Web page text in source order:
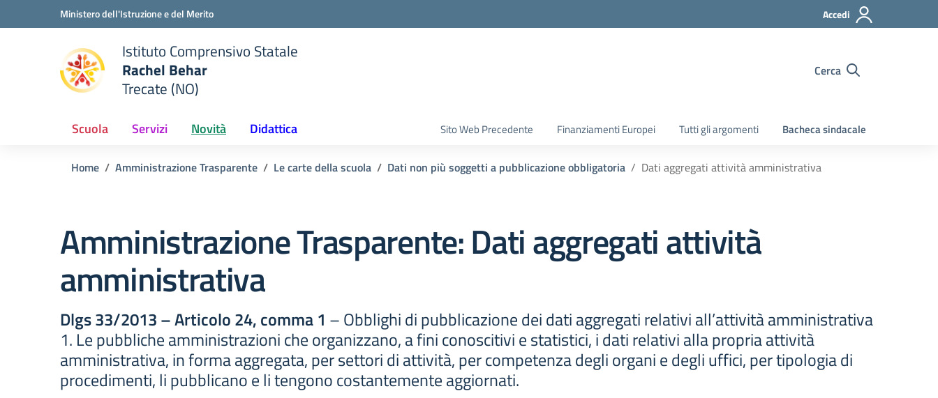
Vai ai contenuti
Vai al menu di navigazioneMinistero dell'Istruzione e del Merito Accedi
scuola
Istituto Comprensivo Statale
Rachel Behar
Trecate (NO)
Cerca
Scuola Servizi Novità Didattica Sito Web Precedente Finanziamenti Europei Tutti gli argomenti Bacheca sindacale
Home Amministrazione Trasparente Le carte della scuola Dati non più soggetti a pubblicazione obbligatoria Dati aggregati attività amministrativa
Amministrazione Trasparente:Dati aggregati attività
amministrativa
Dlgs 33/2013 – Articolo 24, comma 1 – Obblighi di pubblicazione dei dati aggregati relativi all’attività amministrativa
1. Le pubbliche amministrazioni che organizzano, a fini conoscitivi e statistici, i dati relativi alla propria attività
amministrativa, in forma aggregata, per settori di attività, per competenza degli organi e degli uffici, per tipologia di
procedimenti, li pubblicano e li tengono costantemente aggiornati.